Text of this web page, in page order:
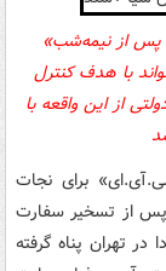
پس از نیمه‌شب»
با هدف کنترل
از این واقعه با
برای نجات
آمریکایی است که سال 1979 و پس از تسخیر سفارت
تهران پناه گرفته